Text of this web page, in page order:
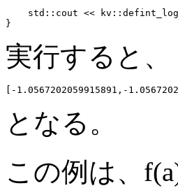
std::cout <<
実行すると、
となる。
この例は、